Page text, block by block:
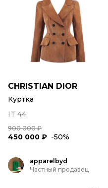
CHRISTIAN DIOR
Куртка
IT 44
900 000 ₽
450 000 ₽ -50%
apparelbyd
Частный продавец